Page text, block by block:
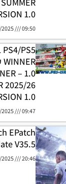
1.0
09:50
2025/26
1.0
09:47
EPatch
V35.5
20:46